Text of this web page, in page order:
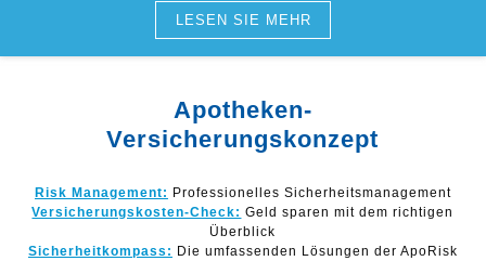
LESEN SIE MEHR
Apotheken-
Versicherungskonzept
Risk Management: Professionelles Sicherheitsmanagement
Versicherungskosten-Check: Geld sparen mit dem richtigen
Überblick
Sicherheitkompass: Die umfassenden Lösungen der ApoRisk